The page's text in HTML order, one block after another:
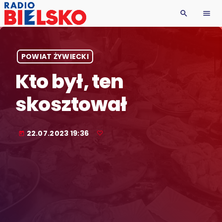
search menu
POWIAT ŻYWIECKI
Kto był, ten
skosztował
today 22.07.2023 19:36